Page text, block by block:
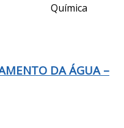
Química
DA ÁGUA –